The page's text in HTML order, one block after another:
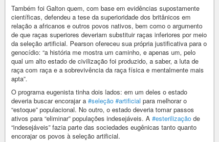
Também foi Galton quem, com base em evidências supostamente
científicas, defendeu a tese da superioridade dos britânicos em
relação a africanos e outros povos nativos, bem como o argumento
de que raças superiores deveriam substituir raças inferiores por meio
da seleção artificial. Pearson ofereceu sua própria justificativa para o
genocídio: “a história me mostra um caminho, e apenas um, pelo
qual um alto estado de civilização foi produzido, a saber, a luta de
raça com raça e a sobrevivência da raça física e mentalmente mais
apta”.
O programa eugenista tinha dois lados: em um deles o estado
deveria buscar encorajar a #seleção #artificial para melhorar o
“estoque” populacional. No outro, o estado deveria tomar passos
ativos para “eliminar” populações indesejáveis. A #esterilização de
“indesejáveis” fazia parte das sociedades eugênicas tanto quanto
encorajar os povos à seleção artificial.